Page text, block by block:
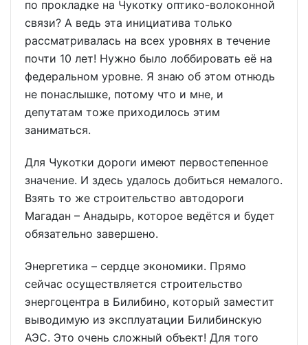
по прокладке на Чукотку оптико-волоконной
связи? А ведь эта инициатива только
рассматривалась на всех уровнях в течение
почти 10 лет! Нужно было лоббировать её на
федеральном уровне. Я знаю об этом отнюдь
не понаслышке, потому что и мне, и
депутатам тоже приходилось этим
заниматься.
Для Чукотки дороги имеют первостепенное
значение. И здесь удалось добиться немалого.
Взять то же строительство автодороги
Магадан – Анадырь, которое ведётся и будет
обязательно завершено.
Энергетика – сердце экономики. Прямо
сейчас осуществляется строительство
энергоцентра в Билибино, который заместит
выводимую из эксплуатации Билибинскую
АЭС. Это очень сложный объект! Для того